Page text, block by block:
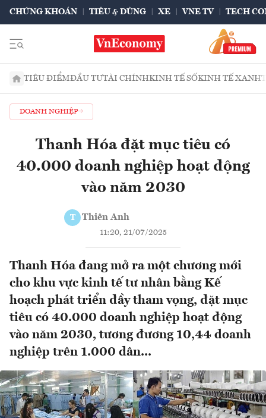
CHỨNG KHOÁN TIÊU & DÙNG XE VNE TV TECH
TIÊU ĐIỂMĐẦU TƯTÀI CHÍNHKINH TẾ SỐKINH TẾ XANH
DOANH NGHIỆP
Thanh Hóa đặt mục tiêu có
40.000 doanh nghiệp hoạt động
vào năm 2030
T Thiên Anh
11:20, 21/07/2025
Thanh Hóa đang mở ra một chương mới
cho khu vực kinh tế tư nhân bằng Kế
hoạch phát triển đầy tham vọng, đặt mục
tiêu có 40.000 doanh nghiệp hoạt động
vào năm 2030, tương đương 10,44 doanh
nghiệp trên 1.000 dân...